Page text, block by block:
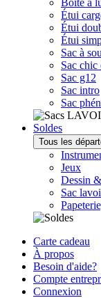
Boîte à
Étui
Étui
Étui
Sac à
Sac chic
Sac g12
Sac intro
Sac
Soldes
Tous les
Jeux
Dessin
Sac
Carte cadeau
À propos
Besoin d'aide?
Compte
Connexion